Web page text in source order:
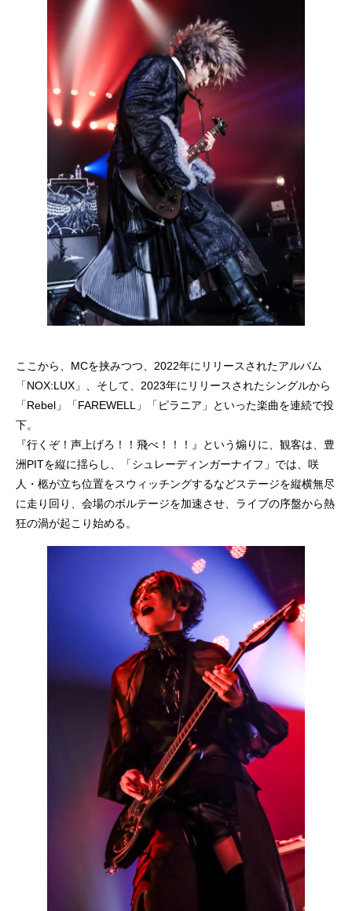
ここから、MCを挟みつつ、2022年にリリースされたアルバム
「NOX:LUX」、そして、2023年にリリースされたシングルから
「Rebel」「FAREWELL」「ピラニア」といった楽曲を連続で投
下。
『行くぞ！声上げろ！！飛べ！！！』という煽りに、観客は、豊
洲PITを縦に揺らし、「シュレーディンガーナイフ」では、咲
人・柩が立ち位置をスウィッチングするなどステージを縦横無尽
に走り回り、会場のボルテージを加速させ、ライブの序盤から熱
狂の渦が起こり始める。